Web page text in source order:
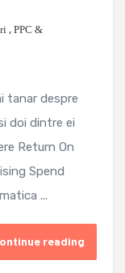
, PPC &
tanar despre
doi dintre ei
Return On
Spend
...
reading